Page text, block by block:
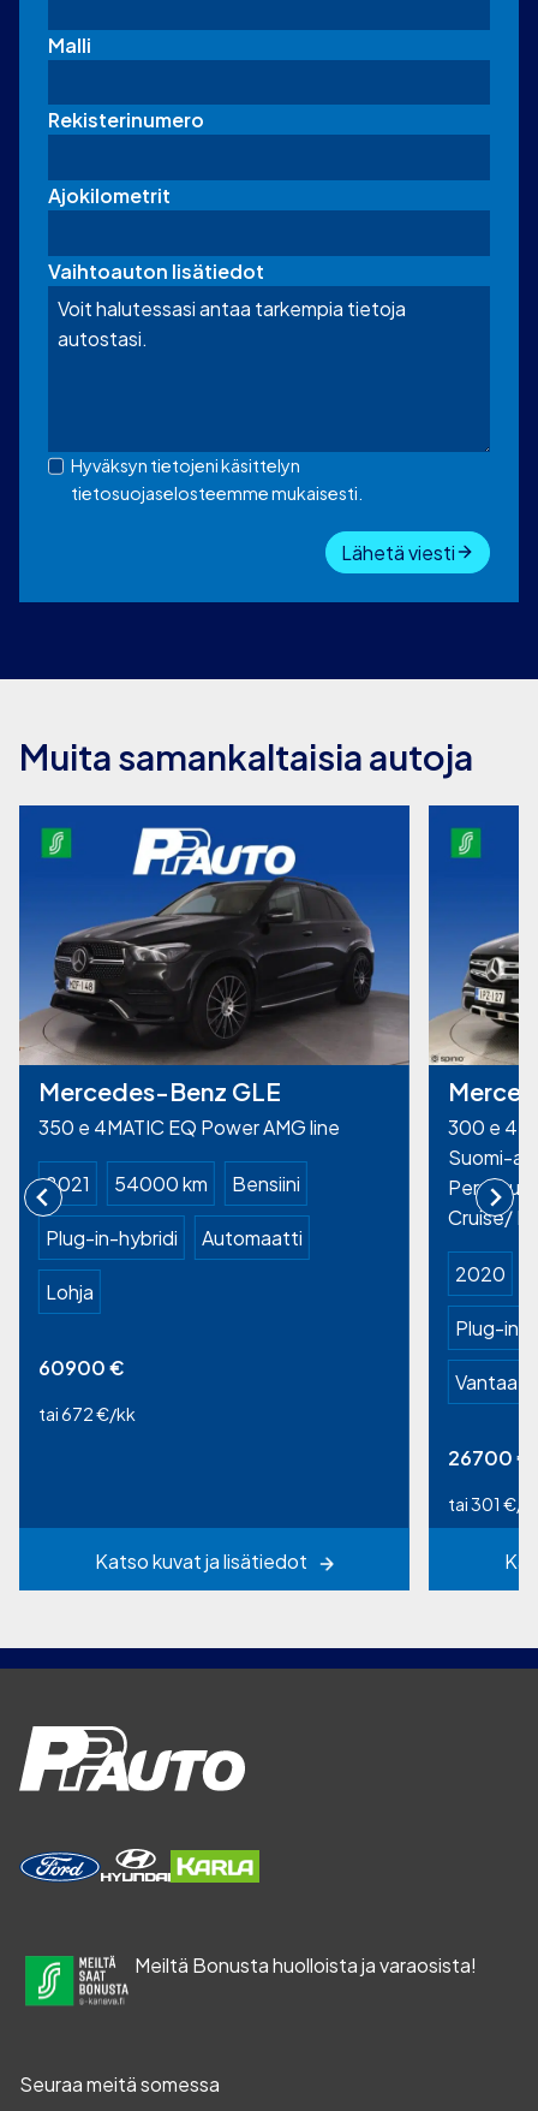
Malli
Rekisterinumero
Ajokilometrit
Vaihtoauton lisätiedot
Hyväksyn tietojeni käsittelyn
tietosuojaselosteemme mukaisesti.
Lähetä viesti
Muita samankaltaisia autoja
Mercedes-Benz GLE
350 e 4MATIC EQ Power AMG line
2021 54000 km Bensiini
Plug-in-hybridi Automaatti
Lohja
60900€
tai 672 €/kk
Katso kuvat ja lisätiedot
300 e
Suomi-
Cruise/
2020
Plug-in-
Vantaa
26700€
tai 301 €/
Meiltä Bonusta huolloista ja varaosista!
Seuraa meitä somessa